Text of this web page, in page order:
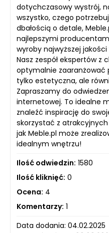
dotychczasowy wystrój,
wszystko, czego
dbałością o detale,
najlepszymi
wyroby najwyższej
Nasz zespół ekspertów z
optymalnie zaaranżować
tylko estetyczna, ale
Zapraszamy do
internetowej. To idealne
znaleźć inspirację do
skorzystać z
jak Meble.pl może
idealnym wnętrzu!
Ilość odwiedzin: 1580
Ilość kliknięć: 0
Ocena: 4
Komentarzy: 1
Data dodania: 04.02.2025